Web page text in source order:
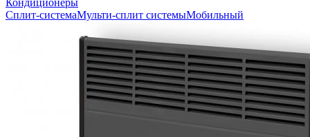
Кондиционеры
Сплит-системаМульти-сплит системыМобильный